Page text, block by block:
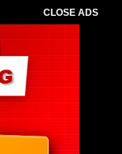
CLOSE ADS